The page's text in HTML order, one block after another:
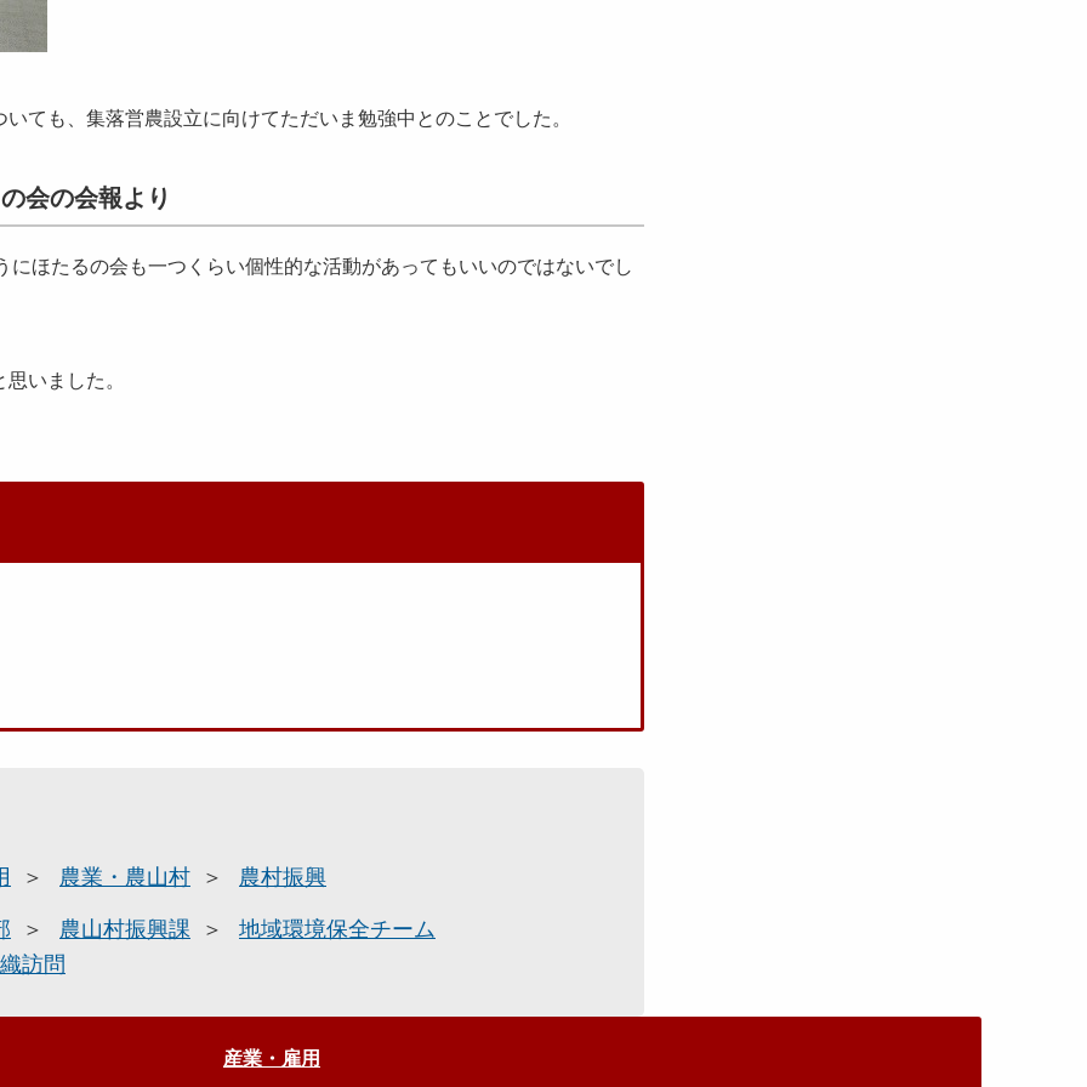
ても、集落営農設立に向けてただいま勉強中とのことでした。
会の会報より
ほたるの会も一つくらい個性的な活動があってもいいのではないでし
いました。
農業・農山村 農村振興
農山村振興課
地域環境保全チーム
訪問
産業・雇用